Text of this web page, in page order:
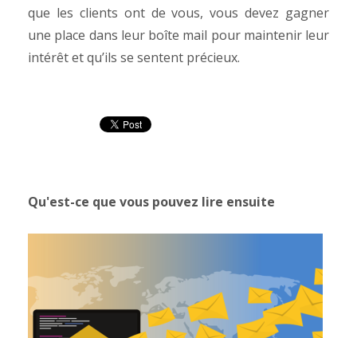
que les clients ont de vous, vous devez gagner
une place dans leur boîte mail pour maintenir leur
intérêt et qu’ils se sentent précieux.
Qu'est-ce que vous pouvez lire ensuite